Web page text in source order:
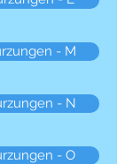
- M
- N
- O